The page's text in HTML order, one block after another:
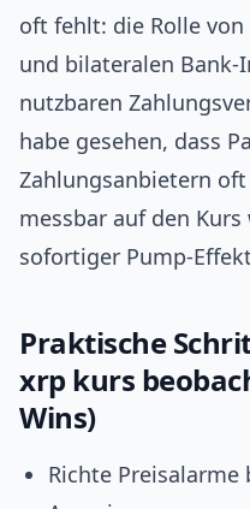
oft fehlt: die Rolle von
und bilateralen
nutzbaren
habe gesehen, dass
Zahlungsanbietern
messbar auf den
sofortiger
Praktische
xrp kurs
Wins)
Richte Preisalarme